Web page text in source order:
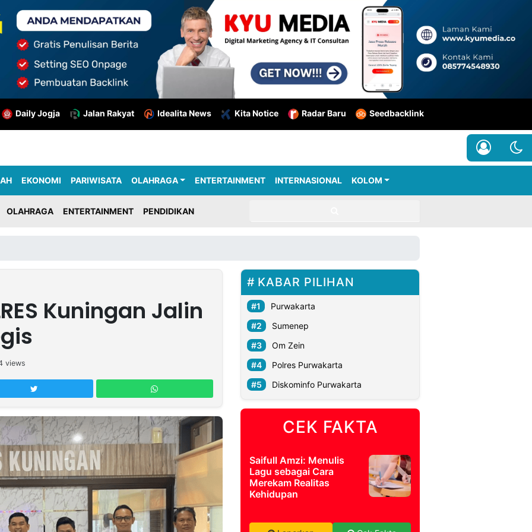
Daily Jogja Jalan Rakyat Idealita News Kita Notice Radar Baru Seedbacklink
EKONOMI PARIWISATA OLAHRAGA ENTERTAINMENT INTERNASIONAL KOLOM
OLAHRAGA ENTERTAINMENT PENDIDIKAN
Kuningan Jalin
views
KABAR PILIHAN
Purwakarta
Sumenep
Om Zein
Polres Purwakarta
Diskominfo Purwakarta
CEK FAKTA
Saifull Amzi: Menulis
Lagu sebagai Cara
Merekam Realitas
Kehidupan